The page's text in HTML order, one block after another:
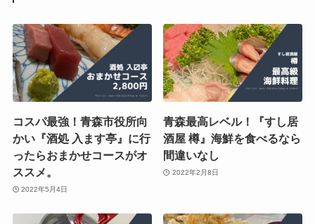
コスパ最強！青森市役所向
かい『酒処 入ます亭』に行
ったらおまかせコースがオ
ススメ。
2022年5月4日
青森最高レベル！『すし居
酒屋 樽』海鮮を食べるなら
間違いなし
2022年2月8日